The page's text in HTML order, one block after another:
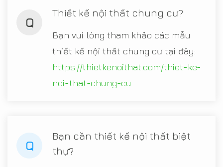
Q
Thiết kế nội thất chung cư?
Bạn vui lòng tham khảo các mẫu
thiết kế nội thất chung cư tại đây:
https://thietkenoithat.com/thiet-ke-
noi-that-chung-cu
Q
Bạn cần thiết kế nội thất biệt
thự?